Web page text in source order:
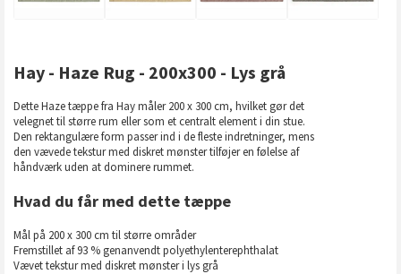
Hay - Haze Rug - 200x300 - Lys grå
Dette Haze tæppe fra Hay måler 200 x 300 cm, hvilket gør det
velegnet til større rum eller som et centralt element i din stue.
Den rektangulære form passer ind i de fleste indretninger, mens
den vævede tekstur med diskret mønster tilføjer en følelse af
håndværk uden at dominere rummet.
Hvad du får med dette tæppe
Mål på 200 x 300 cm til større områder
Fremstillet af 93 % genanvendt polyethylenterephthalat
Vævet tekstur med diskret mønster i lys grå